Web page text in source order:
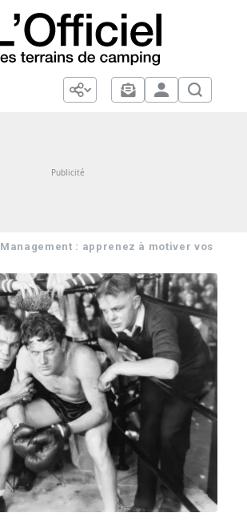
Management : apprenez à motiver vos